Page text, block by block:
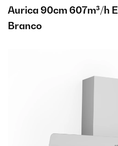
Aurica 90cm 607m³/h
Branco